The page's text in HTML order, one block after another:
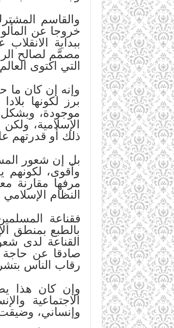
والقاسم
خروجا عن
ببداية
مصمَّم لصالح
التي اكتوى
وإنه إن كان ما
برز لكونها
موجودة،
الإسلامية،
ذلك أو قدرتهم
بل إن شعور
وأقوى،
مرفها مقارنة
النظام
فقناعة
بالطبع بمنطق
القناعة لدى
صادقا عن حاجة
رقاب الناس
وإن كان هذا
الاجتماعية
وإنساني، وضيقت